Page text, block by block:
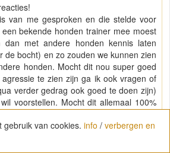
van me gesproken en die stelde voor
bekende honden trainer mee moest
met andere honden kennis laten
de bocht) en zo zouden we kunnen zien
honden. Mocht dit nou super goed
te zien zijn ga ik ook vragen of
verder gedrag ook goed te doen zijn)
voorstellen. Mocht dit allemaal 100%
om overna te denken. Ik weet dat hebt
regeltjes maar heb dit er zeker voor
te blijven volgen en dat soort
gebruik van cookies. info / verbergen en